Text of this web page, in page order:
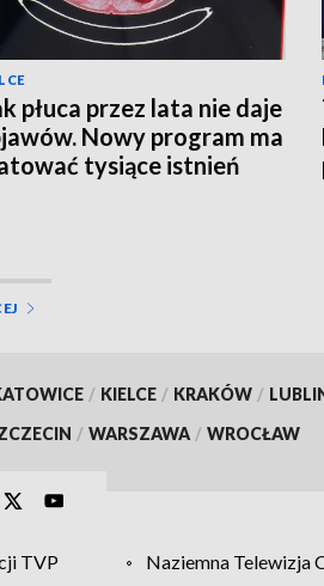
płuca przez lata nie daje
Nowy program ma
tysiące istnień
/ KIELCE / KRAKÓW /
/ WARSZAWA / WROCŁAW
TVP Naziemna Telewizja